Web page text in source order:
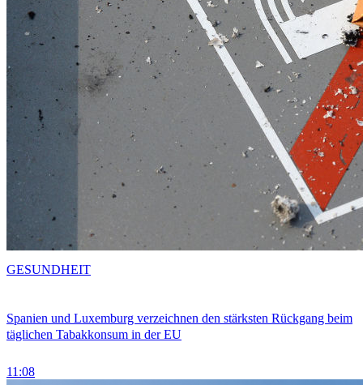
Spanien und Luxemburg verzeichnen den stärksten Rückgang beim
täglichen Tabakkonsum in der EU
11:08
GESUNDHEIT